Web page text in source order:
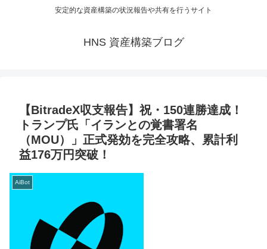
安定的な資産構築の状況報告や共有を行うサイト
HNS 資産構築ブログ
【BitradeX収支報告】祝・150連勝達成！
トランプ氏「イランとの覚書署名
（MOU）」正式発効を完全攻略、累計利
益176万円突破！
AiBot